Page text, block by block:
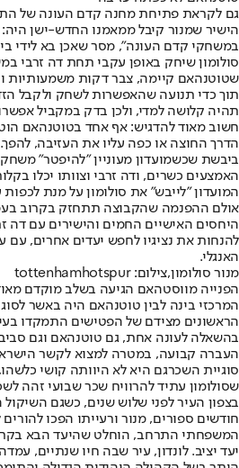
גם לקראת פתיחת מחנה קדם העונה של
הישיר שמנור קיבל ממאמנו החדש-ישן
במשחקי קדם העונה", מסר שאכן בא לידי
סולומון שיחק באופן עקבי תחת דה זרבי
שטוטנהאם קיימה, צבר דקות משמעותיות
תוך כדי תנועה שהאפשרות לשחק ולקבל
תהיה קלושה למדי, ולכן בדק במקביל
חשוב מאוד להדגיש: אף אחד בטוטנהאם
הדרך החוצה או כפה עליו את העזיבה, להפך.
ביבשת שכשמועדון מעוניין "להיפטר"
האמצעים כשרים, ודה זרבי וצוותו יכלו
המועדון "לייבש" את סולומון על מנת לכפות
אולם ההפנמה שהקבוצה תתחזק בקרוב
היחסים האישיים החמים והישירים עם דה
להנחות את נציגיו לחפש יעדים אחרים, עם
האנגלי.
מנור סולומון,צילום: tottenhamhotspur
הפנייה מווסטהאם הגיעה בשלב מוקדם
המרכזי בינה לבין טוטנהאם היה באשר
הראשונים מצידם של הפטישים התמקדו
בהשאלה לעונה אחת, גם טוטנהאם וגם
העברה קבועה, במטרה למצוא לקשר
סוגיית השכרגם היא לא היוותה קושי
שסולומון עתיד להרוויח שכר שבועי זהה
בצפון העיר לפני שלוש שנים, כשגם
חודשים ספורים, מנור ורעייתו הפכו
המשפחתי התרחב, הוחלט שהיעד הבא
יעד יציב. לונדון, עיר שבה חיו שנתיים,